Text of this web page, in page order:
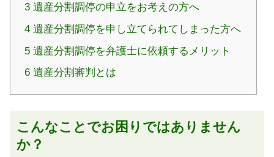
3 遺産分割調停の申立をお考えの方へ
4 遺産分割調停を申し立てられてしまった方へ
5 遺産分割調停を弁護士に依頼するメリット
6 遺産分割審判とは
こんなことでお困りではありません
か？